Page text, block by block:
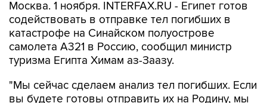
Москва. 1 ноября. INTERFAX.RU - Египет готов
содействовать в отправке тел погибших в
катастрофе на Синайском полуострове
самолета А321 в Россию, сообщил министр
туризма Египта Химам аз-Заазу.
"Мы сейчас сделаем анализ тел погибших. Если
вы будете готовы отправить их на Родину, мы